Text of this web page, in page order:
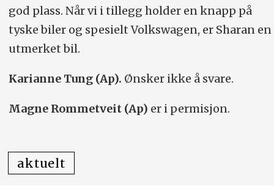
god plass. Når vi i tillegg holder en knapp på
tyske biler og spesielt Volkswagen, er Sharan en
utmerket bil.
Karianne Tung (Ap). Ønsker ikke å svare.
Magne Rommetveit (Ap) er i permisjon.
aktuelt